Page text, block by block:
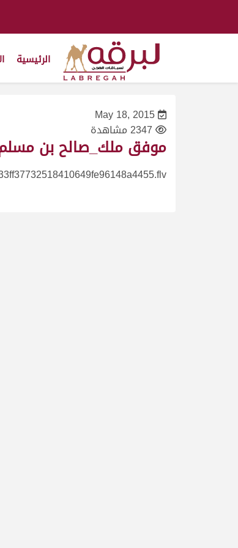
الرئيسية
May 18, 2015
2347 مشاهدة
موفق ملك_صالح بن مسلم بن عقيل ش4 شارة سعيد محمد